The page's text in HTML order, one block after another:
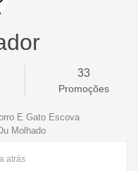
33
Promoções
E Gato Escova
Molhado
atrás